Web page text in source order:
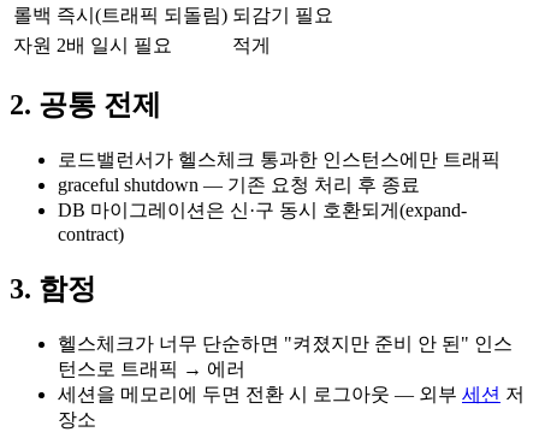
롤백 즉시(트래픽 되돌림) 되감기 필요
자원 2배 일시 필요 적게
2. 공통 전제
로드밸런서가 헬스체크 통과한 인스턴스에만 트래픽
graceful shutdown — 기존 요청 처리 후 종료
DB 마이그레이션은 신·구 동시 호환되게(expand-
contract)
3. 함정
헬스체크가 너무 단순하면 "켜졌지만 준비 안 된" 인스
턴스로 트래픽 → 에러
세션을 메모리에 두면 전환 시 로그아웃 — 외부 세션 저
장소